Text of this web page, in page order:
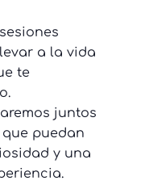
a la vida
te
juntos
puedan
y una